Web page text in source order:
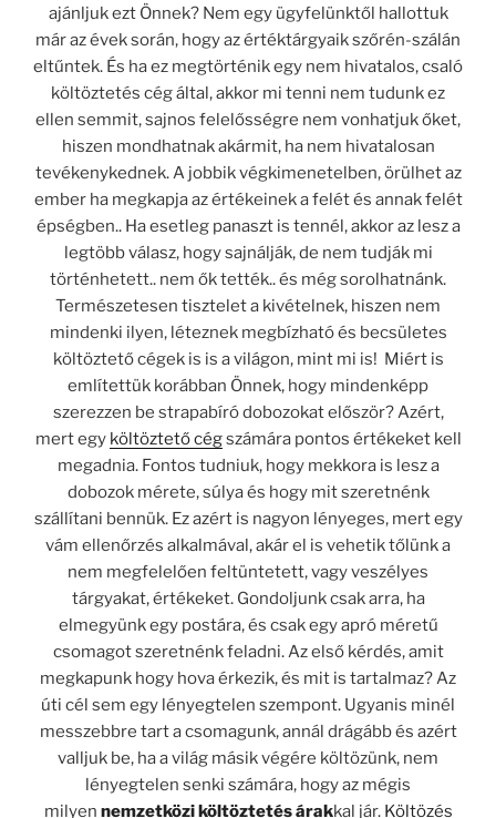
ajánljuk ezt Önnek? Nem egy ügyfelünktől hallottuk
már az évek során, hogy az értéktárgyaik szőrén-szálán
eltűntek. És ha ez megtörténik egy nem hivatalos, csaló
költöztetés cég által, akkor mi tenni nem tudunk ez
ellen semmit, sajnos felelősségre nem vonhatjuk őket,
hiszen mondhatnak akármit, ha nem hivatalosan
tevékenykednek. A jobbik végkimenetelben, örülhet az
ember ha megkapja az értékeinek a felét és annak felét
épségben.. Ha esetleg panaszt is tennél, akkor az lesz a
legtöbb válasz, hogy sajnálják, de nem tudják mi
történhetett.. nem ők tették.. és még sorolhatnánk.
Természetesen tisztelet a kivételnek, hiszen nem
mindenki ilyen, léteznek megbízható és becsületes
költöztető cégek is is a világon, mint mi is! Miért is
említettük korábban Önnek, hogy mindenképp
szerezzen be strapabíró dobozokat először? Azért,
mert egy költöztető cégszámára pontos értékeket kell
megadnia. Fontos tudniuk, hogy mekkora is lesz a
dobozok mérete, súlya és hogy mit szeretnénk
szállítani bennük. Ez azért is nagyon lényeges, mert egy
vám ellenőrzés alkalmával, akár el is vehetik tőlünk a
nem megfelelően feltüntetett, vagy veszélyes
tárgyakat, értékeket. Gondoljunk csak arra, ha
elmegyünk egy postára, és csak egy apró méretű
csomagot szeretnénk feladni. Az első kérdés, amit
megkapunk hogy hova érkezik, és mit is tartalmaz? Az
úti cél sem egy lényegtelen szempont. Ugyanis minél
messzebbre tart a csomagunk, annál drágább és azért
valljuk be, ha a világ másik végére költözünk, nem
lényegtelen senki számára, hogy az mégis
milyen nemzetközi költöztetés árakkal jár. Költözés